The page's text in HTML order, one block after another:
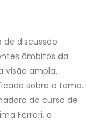
discussão
âmbitos da
visão ampla,
sobre o tema.
do curso de
Ferrari, a